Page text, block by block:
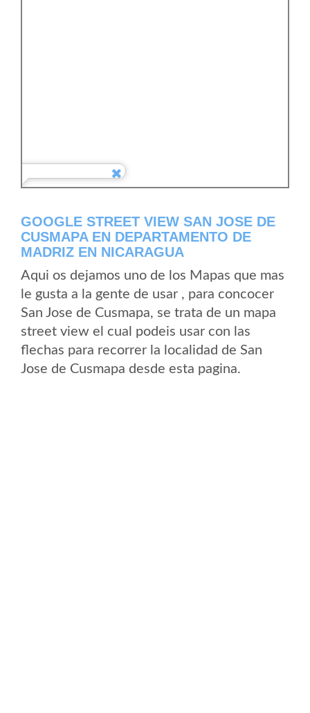
GOOGLE STREET VIEW SAN JOSE DE
CUSMAPA EN DEPARTAMENTO DE
MADRIZ EN NICARAGUA
Aqui os dejamos uno de los Mapas que mas
le gusta a la gente de usar , para concocer
San Jose de Cusmapa, se trata de un mapa
street view el cual podeis usar con las
flechas para recorrer la localidad de San
Jose de Cusmapa desde esta pagina.